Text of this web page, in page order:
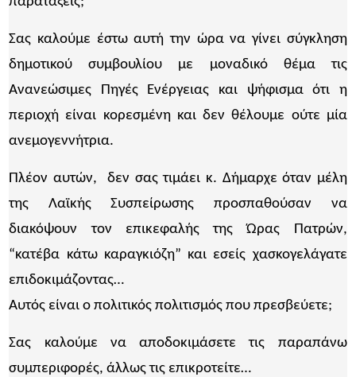
Σας καλούμε έστω αυτή την ώρα να γίνει σύγκληση
δημοτικού συμβουλίου με μοναδικό θέμα τις
Ανανεώσιμες Πηγές Ενέργειας και ψήφισμα ότι η
περιοχή είναι κορεσμένη και δεν θέλουμε ούτε μία
ανεμογεννήτρια.
Πλέον αυτών, δεν σας τιμάει κ. Δήμαρχε όταν μέλη
της Λαϊκής Συσπείρωσης προσπαθούσαν να
διακόψουν τον επικεφαλής της Ώρας Πατρών,
“κατέβα κάτω καραγκιόζη” και εσείς χασκογελάγατε
επιδοκιμάζοντας…
Αυτός είναι ο πολιτικός πολιτισμός που πρεσβεύετε;
Σας καλούμε να αποδοκιμάσετε τις παραπάνω
συμπεριφορές, άλλως τις επικροτείτε…